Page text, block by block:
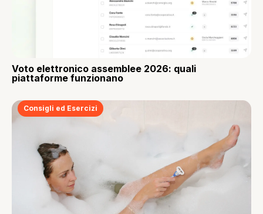
Voto elettronico assemblee 2026: quali
piattaforme funzionano
Consigli ed Esercizi